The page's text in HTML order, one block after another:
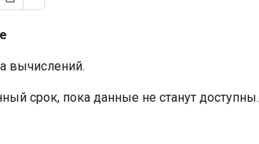
вычислений.
срок, пока данные не станут доступны.